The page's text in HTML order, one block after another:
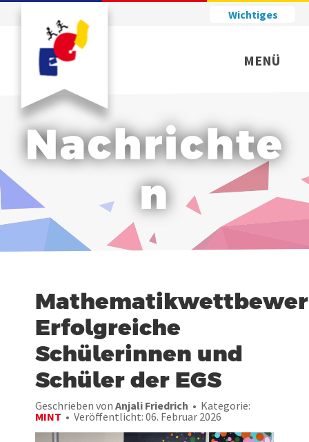
Wichtiges
MENÜ
Nachrichte
n
Erfolgreiche
Schülerinnen und
Schüler der EGS
Geschrieben von Anjali Friedrich
Kategorie:
MINT
Veröffentlicht: 06. Februar 2026